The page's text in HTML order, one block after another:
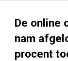
De online
nam
procent